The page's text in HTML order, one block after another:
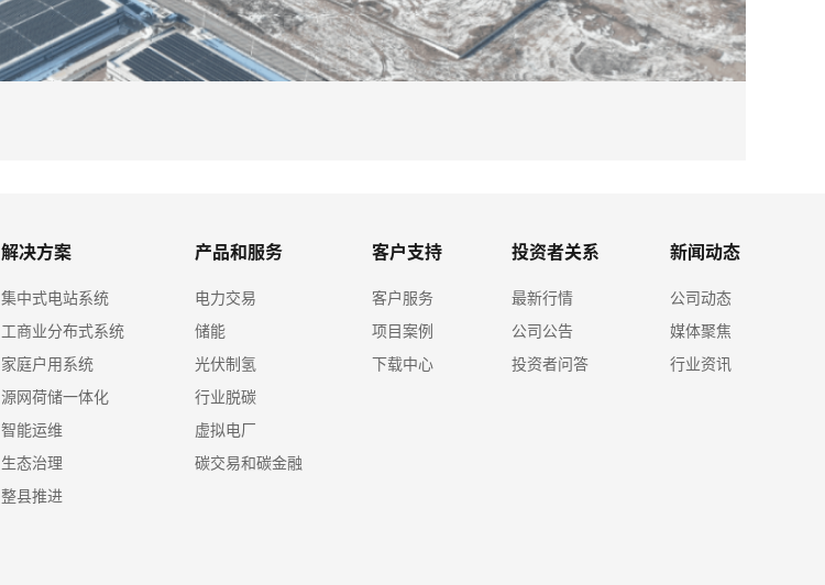
解决方案
集中式电站系统
工商业分布式系统
家庭户用系统
源网荷储一体化
智能运维
生态治理
整县推进
产品和服务
电力交易
储能
光伏制氢
行业脱碳
虚拟电厂
碳交易和碳金融
客户支持
客户服务
项目案例
下载中心
投资者关系
最新行情
公司公告
投资者问答
新闻动态
公司动态
媒体聚焦
行业资讯